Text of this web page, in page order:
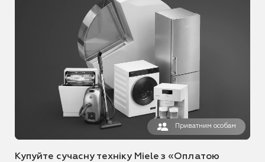
Приватним особам
Купуйте сучасну техніку Miele з «Оплатою